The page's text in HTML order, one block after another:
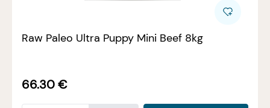
Raw Paleo Ultra Puppy Mini Beef 8kg
66.30€